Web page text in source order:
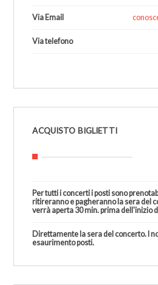
Via Email
Via telefono
ACQUISTO BIGLIETTI
Per tutti i concerti i posti sono
ritireranno e pagheranno la sera del
verrà aperta 30 min. prima dell'inizio
Direttamente la sera del concerto. I
esaurimento posti.